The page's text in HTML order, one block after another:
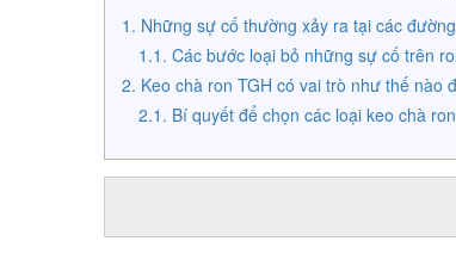
Những sự cố thường xảy ra tại các
Các bước loại bỏ những sự cố trên
Keo chà ron TGH có vai trò như thế nào
Bí quyết để chọn các loại keo chà